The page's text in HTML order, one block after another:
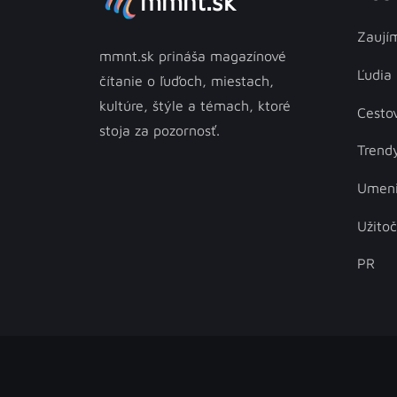
mmnt.sk prináša magazínové
čítanie o ľuďoch, miestach,
kultúre, štýle a témach, ktoré
stoja za pozornosť.
Ľudia
PR